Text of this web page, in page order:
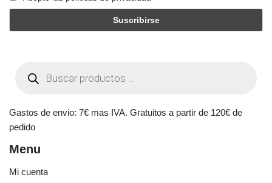
Gastos de envio: 7€ mas IVA. Gratuitos a partir de 120€ de
pedido
Menu
Mi cuenta